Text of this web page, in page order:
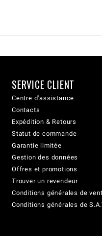
SERVICE CLIENT
Centre d'assistance
Contacts
Expédition & Retours
Statut de commande
Garantie limitée
Gestion des données
Offres et promotions
Trouver un revendeur
Conditions générales de
Conditions générales de